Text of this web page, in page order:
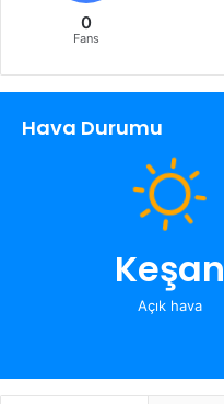
0
Fans
Hava Durumu
Keşan
Açık hava